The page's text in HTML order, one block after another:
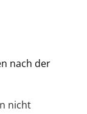
nach der
nicht